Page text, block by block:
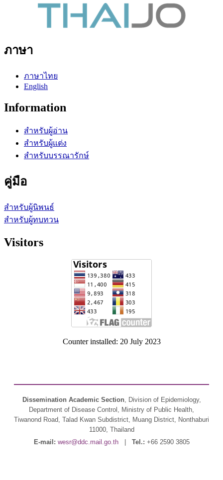
ภาษา
ภาษาไทย
English
Information
สำหรับผู้อ่าน
สำหรับผู้แต่ง
สำหรับบรรณารักษ์
คู่มือ
สำหรับผู้นิพนธ์
สำหรับผู้ทบทวน
Visitors
Counter installed: 20 July 2023
Dissemination Academic Section, Division of Epidemiology,
Department of Disease Control, Ministry of Public Health,
Tiwanond Road, Talad Kwan Subdistrict, Muang District, Nonthaburi
11000, Thailand
E-mail: wesr@ddc.mail.go.th| Tel.: +66 2590 3805